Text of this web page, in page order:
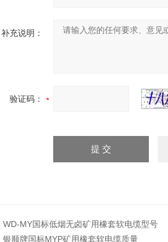
补充说明：
验证码：
WD-MY国标低烟无卤矿用橡套软电缆型号
银顺牌国标MYP矿用橡套软电缆质量